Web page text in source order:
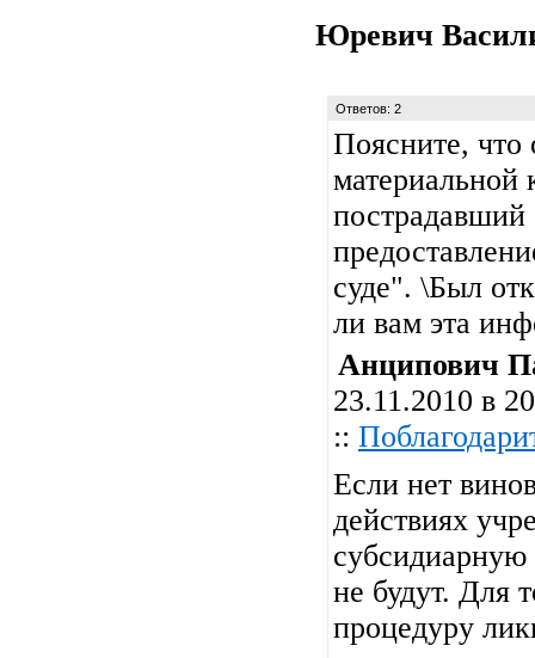
Юревич
Ответов: 2
Поясните, что
материальной
пострадавший
суде". \Был
ли вам эта
Анципович
23.11.2010 в
::
Если нет
действиях
субсидиарную
не будут. Для
процедуру